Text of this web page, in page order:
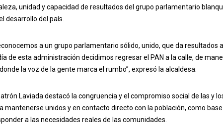
unidad y capacidad de resultados del grupo parlamentario
desarrollo del país.
a un grupo parlamentario sólido, unido, que da resultados
de esta administración decidimos regresar el PAN a la calle, de
la voz de la gente marca el rumbo”, expresó la alcaldesa.
Laviada destacó la congruencia y el compromiso social de las y
mantenerse unidos y en contacto directo con la población, como
a las necesidades reales de las comunidades.